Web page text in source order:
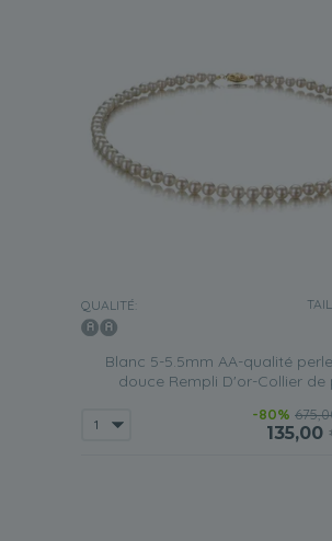
QUALITÉ:
Blanc 5-5.5mm AA-qualité
douce Rempli D'or-Collier de
-80%
135,00